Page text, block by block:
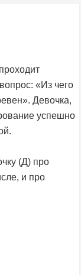
«Из чего
Девочка,
успешно
(Д) про
и про